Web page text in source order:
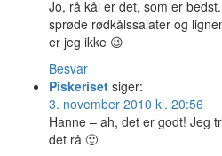
Jo, rå kål er det, som er
sprøde rødkålssalater og
er jeg ikke 😉
Besvar
Piskeriset siger:
3. november 2010 kl. 20:56
Hanne – ah, det er godt! Jeg
det rå 🙂